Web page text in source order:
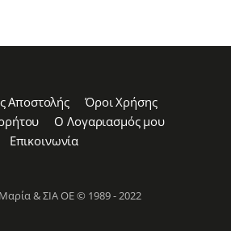
Αποστολής
Όροι Χρήσης
Ο Λογαριασμός μου
Επικοινωνία
& ΣΙΑ ΟΕ © 1989 - 2022